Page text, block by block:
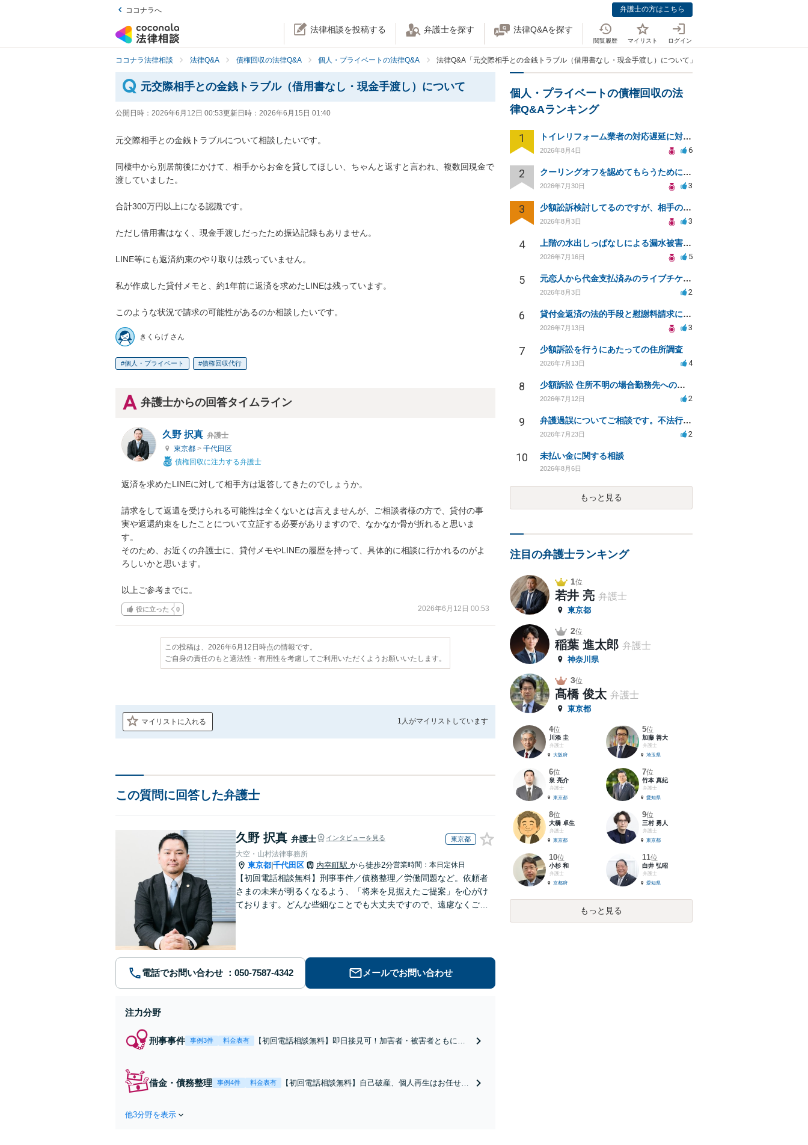
ココナラへ 弁護士の方はこちら
法律相談を投稿する 弁護士を探す 法律Q&Aを探す
閲覧履歴 マイリスト ログイン
ココナラ法律相談 法律Q&A 債権回収の法律Q&A 個人・プライベートの法律Q&A 法律Q&A「元交際相手との金銭トラブル（借用書なし・現金手渡し）について」
元交際相手との金銭トラブル（借用書なし・現金手渡し）について
公開日時： 2026年6月12日 00:53更新日時： 2026年6月15日 01:40
元交際相手との金銭トラブルについて相談したいです。
同棲中から別居前後にかけて、相手からお金を貸してほしい、ちゃんと返すと言われ、複数回現金で
渡していました。
合計300万円以上になる認識です。
ただし借用書はなく、現金手渡しだったため振込記録もありません。
LINE等にも返済約束のやり取りは残っていません。
私が作成した貸付メモと、約1年前に返済を求めたLINEは残っています。
このような状況で請求の可能性があるのか相談したいです。
きくらげ さん
個人・プライベート 債権回収代行
弁護士からの回答タイムライン
久野 択真 弁護士
東京都 > 千代田区
債権回収に注力する弁護士
返済を求めたLINEに対して相手方は返答してきたのでしょうか。
請求をして返還を受けられる可能性は全くないとは言えませんが、ご相談者様の方で、貸付の事
実や返還約束をしたことについて立証する必要がありますので、なかなか骨が折れると思いま
す。
そのため、お近くの弁護士に、貸付メモやLINEの履歴を持って、具体的に相談に行かれるのがよ
ろしいかと思います。
以上ご参考までに。
役に立った 0 2026年6月12日 00:53
この投稿は、2026年6月12日時点の情報です。
ご自身の責任のもと適法性・有用性を考慮してご利用いただくようお願いいたします。
マイリストに入れる 1人がマイリストしています
この質問に回答した弁護士
久野 択真 弁護士 インタビューを見る 東京都
大空・山村法律事務所
東京都 千代田区 内幸町駅 から徒歩2分営業時間：本日定休日
【初回電話相談無料】刑事事件／債務整理／労働問題など。依頼者
さまの未来が明るくなるよう、「将来を見据えたご提案」を心がけ
ております。どんな些細なことでも大丈夫ですので、遠慮なくご相
電話でお問い合わせ メールでお問い合わせ
注力分野
刑事事件 事例3件 料金表有
【初回電話相談無料】即日接見可！加害者・被害者ともに対
び出された」場合には、お早めにご相談ください
借金・債務整理 事例4件 料金表有
【初回電話相談無料】自己破産、個人再生はお任せく
他3分野を表示
個人・プライベートの債権回収の法
律Q&Aランキング
1 トイレリフォーム業者の対応遅延に対する法的措置相談
2026年8月4日 6
2 クーリングオフを認めてもらうために少額訴訟できるのでしょうか。
2026年7月30日 3
3 少額訟訴検討してるのですが、相手の住所がわからない
2026年8月3日 3
4 上階の水出しっぱなしによる漏水被害、130万円の回収方法を相談したい
2026年7月16日 5
5 元恋人から代金支払済みのライブチケットを回収したい。
2026年8月3日 2
6 貸付金返済の法的手段と慰謝料請求について
2026年7月13日 3
7 少額訴訟を行うにあたっての住所調査
2026年7月13日 4
8 少額訴訟 住所不明の場合勤務先への書類送達は可能？
2026年7月12日 2
9 弁護過誤についてご相談です。不法行為の遅延損害金起算日について。
2026年7月23日 2
10 未払い金に関する相談
2026年8月6日
もっと見る
注目の弁護士ランキング
1位
若井 亮 弁護士
東京都
2位
稲葉 進太郎 弁護士
神奈川県
3位
髙橋 俊太 弁護士
東京都
4位
川添 圭
弁護士
大阪府
5位
加藤 善大
弁護士
埼玉県
6位
泉 亮介
弁護士
東京都
7位
竹本 真紀
弁護士
愛知県
8位
大橋 卓生
弁護士
東京都
9位
三村 勇人
弁護士
東京都
10位
小杉 和
弁護士
京都府
11位
白井 弘昭
弁護士
愛知県
もっと見る